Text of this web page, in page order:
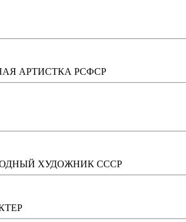
АРТИСТКА РСФСР
ХУДОЖНИК СССР